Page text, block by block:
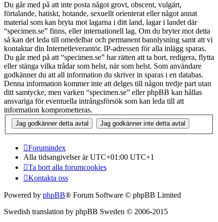
Du går med på att inte posta något grovt, obscent, vulgärt,
förtalande, hatiskt, hotande, sexuellt orienterat eller något annat
material som kan bryta mot lagarna i ditt land, lagar i landet där
“specimen.se” finns, eller internationell lag. Om du bryter mot detta
så kan det leda till omedelbar och permanent bannlysning samt att vi
kontaktar din Internetleverantör. IP-adressen för alla inlägg sparas.
Du går med på att “specimen.se” har rätten att ta bort, redigera, flytta
eller stänga vilka trådar som helst, när som helst. Som användare
godkänner du att all information du skriver in sparas i en databas.
Denna information kommer inte att delges till någon tredje part utan
ditt samtycke, men varken “specimen.se” eller phpBB kan hållas
ansvariga för eventuella intrångsförsök som kan leda till att
information komprometteras.
Forumindex
Alla tidsangivelser är UTC+01:00 UTC+1
Ta bort alla forumcookies
Kontakta oss
Powered by phpBB® Forum Software © phpBB Limited
Swedish translation by phpBB Sweden © 2006-2015